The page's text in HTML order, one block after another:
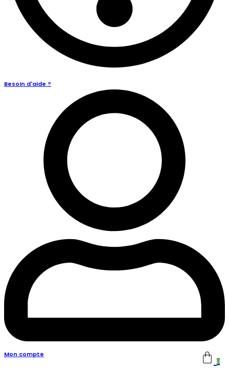
Besoin d'aide ?
Mon compte
0